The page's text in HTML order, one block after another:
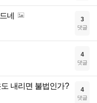
네 3
댓글
4
댓글
내리면 불법인가? 4
댓글